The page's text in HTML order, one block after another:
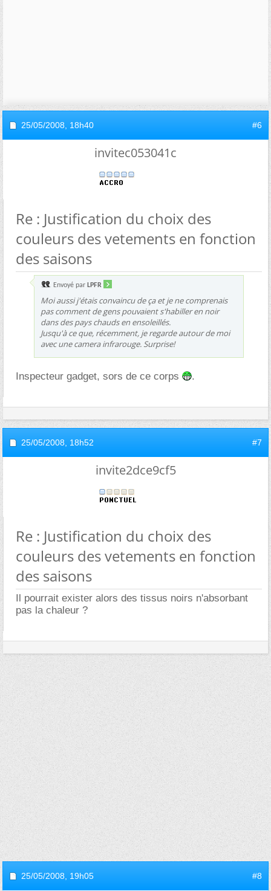
25/05/2008, 18h40 #6
invitec053041c
Re : Justification du choix des
couleurs des vetements en fonction
des saisons
Envoyé par LPFR
Moi aussi j'étais convaincu de ça et je ne comprenais
pas comment de gens pouvaient s'habiller en noir
dans des pays chauds en ensoleillés.
Jusqu'à ce que, récemment, je regarde autour de moi
avec une camera infrarouge. Surprise!
Inspecteur gadget, sors de ce corps .
25/05/2008, 18h52 #7
invite2dce9cf5
Re : Justification du choix des
couleurs des vetements en fonction
des saisons
Il pourrait exister alors des tissus noirs n'absorbant
pas la chaleur ?
25/05/2008, 19h05 #8